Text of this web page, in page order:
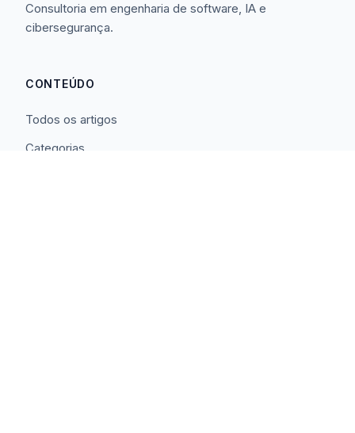
Consultoria em engenharia de software, IA e
cibersegurança.
CONTEÚDO
Todos os artigos
Categorias